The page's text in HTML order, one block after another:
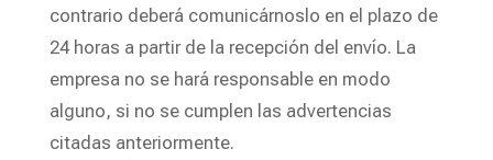
contrario deberá comunicárnoslo en el plazo de
24 horas a partir de la recepción del envío. La
empresa no se hará responsable en modo
alguno, si no se cumplen las advertencias
citadas anteriormente.